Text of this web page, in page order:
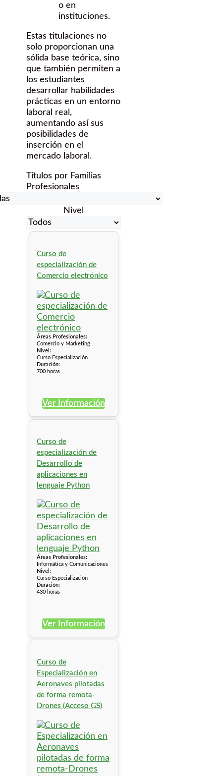
o en
instituciones.
Estas titulaciones no
solo proporcionan una
sólida base teórica, sino
que también permiten a
los estudiantes
desarrollar habilidades
prácticas en un entorno
laboral real,
aumentando así sus
posibilidades de
inserción en el
mercado laboral.
Títulos por Familias
Profesionales
Nivel
Curso de
especialización de
Comercio electrónico
Áreas Profesionales:
Comercio y Marketing
Nivel:
Curso Especialización
Duración:
700 horas
Ver Información
Curso de
especialización de
Desarrollo de
aplicaciones en
lenguaje Python
Áreas Profesionales:
Informática y Comunicaciones
Nivel:
Curso Especialización
Duración:
430 horas
Ver Información
Curso de
Especialización en
Aeronaves pilotadas
de forma remota-
Drones (Acceso GS)